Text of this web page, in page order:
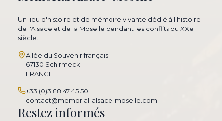
Un lieu d'histoire et de mémoire vivante dédié à l'histoire
de l'Alsace et de la Moselle pendant les conflits du XXe
siècle.
Allée du Souvenir français
67130 Schirmeck
FRANCE
+33 (0)3 88 47 45 50
contact@memorial-alsace-moselle.com
Restez informés